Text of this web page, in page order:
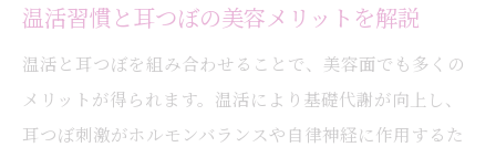
温活習慣と耳つぼの美容メリットを解説
温活と耳つぼを組み合わせることで、美容面でも多くの
メリットが得られます。温活により基礎代謝が向上し、
耳つぼ刺激がホルモンバランスや自律神経に作用するた